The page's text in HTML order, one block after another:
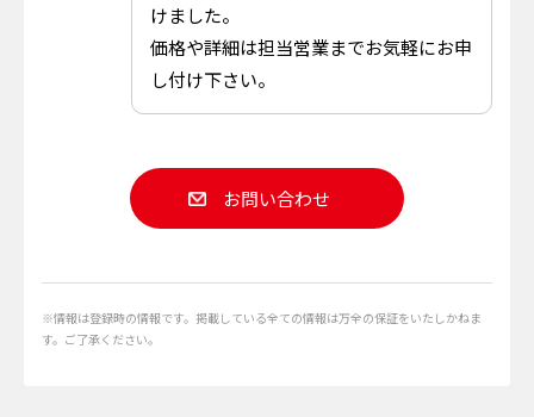
けました。
価格や詳細は担当営業までお気軽にお申
し付け下さい。
お問い合わせ
※情報は登録時の情報です。掲載している全ての情報は万全の保証をいたしかねま
す。ご了承ください。